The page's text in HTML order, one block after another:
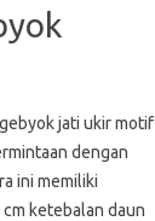
jati ukir motif
dengan
ini memiliki
ketebalan daun